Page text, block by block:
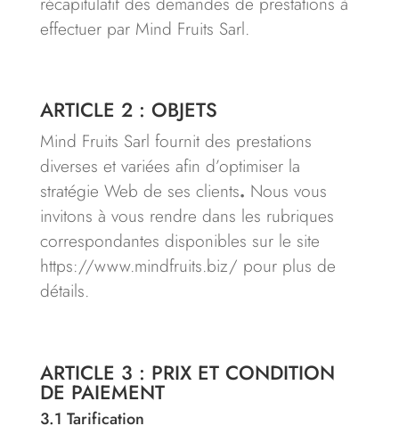
effectuer par Mind Fruits Sarl.
ARTICLE 2 : OBJETS
Mind Fruits Sarl fournit des prestations
diverses et variées afin d’optimiser la
stratégie Web de ses clients. Nous vous
invitons à vous rendre dans les rubriques
correspondantes disponibles sur le site
https://www.mindfruits.biz/ pour plus de
détails.
ARTICLE 3 : PRIX ET CONDITION
DE PAIEMENT
3.1 Tarification